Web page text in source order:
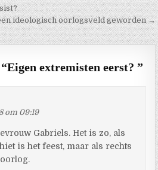
ideologisch oorlogsveld geworden →
Eigen extremisten eerst?”
om 09:19
Gabriels. Het is zo, als
is het feest, maar als rechts